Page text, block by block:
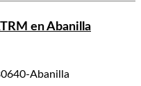
en Abanilla
Abanilla